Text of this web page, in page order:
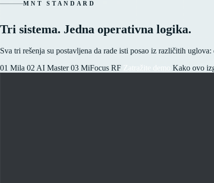
MNT STANDARD
Tri sistema. Jedna operativna logika.
Sva tri rešenja su postavljena da rade isti posao iz različitih
01 Mila 02 AI Master 03 MiFocus RF Zatražite demo Kako ovo